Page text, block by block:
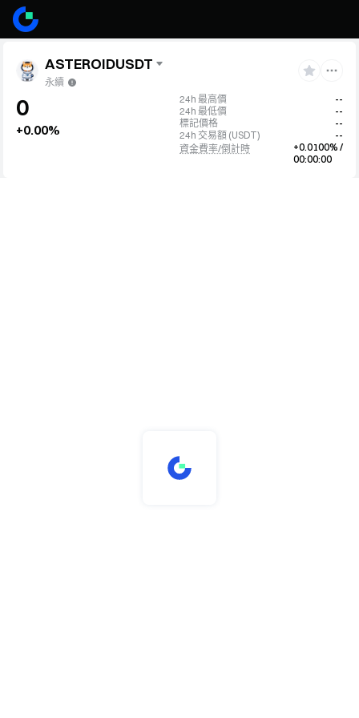
ASTEROIDUSDT
永續
0
+0.00%
24h 最高價
--
24h 最低價
--
標記價格
--
24h 交易額 (USDT)
--
資金費率/倒計時
+0.0100% /
00:00:00